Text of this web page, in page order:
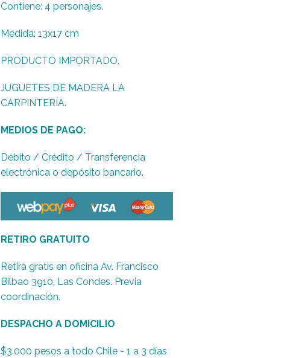
Contiene: 4 personajes.
Medida: 13x17 cm
PRODUCTO IMPORTADO.
JUGUETES DE MADERA LA
CARPINTERÍA.
MEDIOS DE PAGO:
Débito / Crédito / Transferencia
electrónica o depósito bancario.
RETIRO GRATUITO
Retira gratis en oficina Av. Francisco
Bilbao 3910, Las Condes. Previa
coordinación.
DESPACHO A DOMICILIO
$3.000 pesos a todo Chile - 1 a 3 días